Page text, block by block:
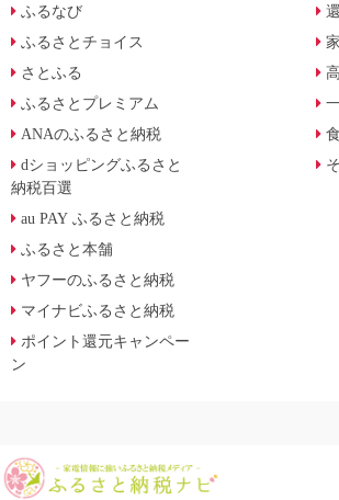
ふるなび
ふるさとチョイス
さとふる
ふるさとプレミアム
ANAのふるさと納税
dショッピングふるさと
納税百選
au PAY ふるさと納税
ふるさと本舗
ヤフーのふるさと納税
マイナビふるさと納税
ポイント還元キャンペー
ン